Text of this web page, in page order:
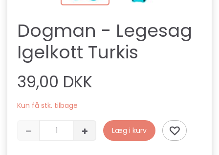
Dogman - Legesag
Igelkott Turkis
39,00 DKK
Kun få stk. tilbage
Læg i kurv